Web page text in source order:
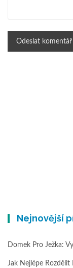
Nejnovější
Domek Pro Ježka:
Jak Nejlépe